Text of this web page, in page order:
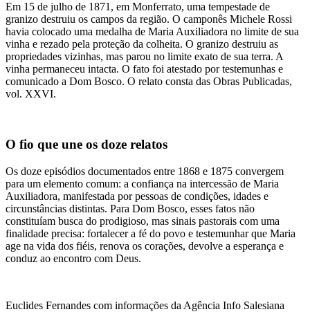
Em 15 de julho de 1871, em Monferrato, uma tempestade de
granizo destruiu os campos da região. O camponês Michele Rossi
havia colocado uma medalha de Maria Auxiliadora no limite de sua
vinha e rezado pela proteção da colheita. O granizo destruiu as
propriedades vizinhas, mas parou no limite exato de sua terra. A
vinha permaneceu intacta. O fato foi atestado por testemunhas e
comunicado a Dom Bosco. O relato consta das Obras Publicadas,
vol. XXVI.
O fio que une os doze relatos
Os doze episódios documentados entre 1868 e 1875 convergem
para um elemento comum: a confiança na intercessão de Maria
Auxiliadora, manifestada por pessoas de condições, idades e
circunstâncias distintas. Para Dom Bosco, esses fatos não
constituíam busca do prodigioso, mas sinais pastorais com uma
finalidade precisa: fortalecer a fé do povo e testemunhar que Maria
age na vida dos fiéis, renova os corações, devolve a esperança e
conduz ao encontro com Deus.
Euclides Fernandes com informações da Agência Info Salesiana